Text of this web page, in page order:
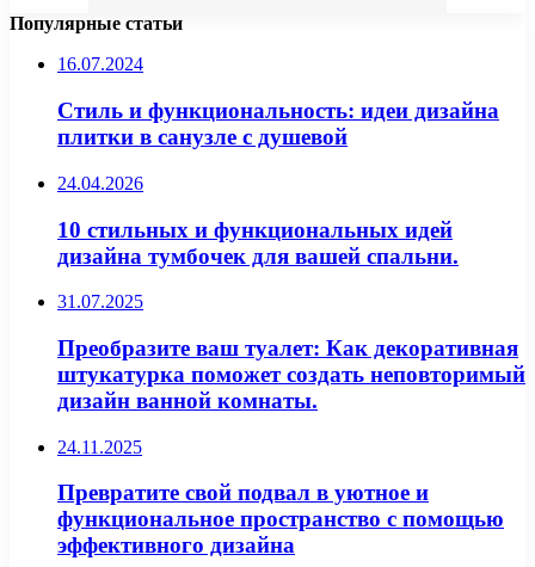
Популярные статьи
16.07.2024
Стиль и функциональность: идеи дизайна
плитки в санузле с душевой
24.04.2026
10 стильных и функциональных идей
дизайна тумбочек для вашей спальни.
31.07.2025
Преобразите ваш туалет: Как декоративная
штукатурка поможет создать неповторимый
дизайн ванной комнаты.
24.11.2025
Превратите свой подвал в уютное и
функциональное пространство с помощью
эффективного дизайна